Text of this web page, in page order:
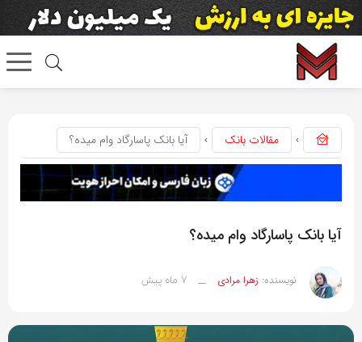
مقالات بانک آیا بانک پاسارگاد وام میده؟
آیا بانک پاسارگاد وام میده؟
نویسنده: زهرا مرادی __ 7 ماه پیش